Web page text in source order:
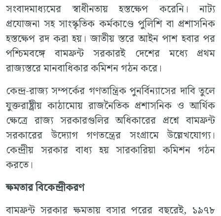
সংবাদমাধ্যমের স্বাধীনতায় হস্তক্ষেপ করেনি। নাট্য
প্রযোজনা সহ সাংস্কৃতিক কর্মকাণ্ডে পুলিশি বা প্রশাসনিক
হস্তক্ষেপ রদ করা হয়। জাতীয় স্তরে আইন পাশ হবার পর
পশ্চিমবঙ্গে বামফ্রন্ট সরকারই দেশের মধ্যে প্রথম
রাজ্যস্তরে মানবাধিকার কমিশন গঠন করে।
কেন্দ্র-রাজ্য সম্পর্কের গণতান্ত্রিক পুনর্বিন্যাসের দাবি তুলে
যুক্তরাষ্ট্রীয় কাঠামোয় রাজনৈতিক প্রশাসনিক ও আর্থিক
ক্ষেত্রে রাজ্য সরকারগুলির অধিকারের প্রশ্নে বামফ্রন্ট
সরকারের উদ্যোগ গণতন্ত্রের সংগ্রামে উল্লেখযোগ্য।
কেন্দ্রীয় সরকার বাধ্য হয় সারকারিয়া কমিশন গঠন
করতে।
ক্ষমতার বিকেন্দ্রীকরণ
বামফ্রন্ট সরকার ক্ষমতায় বসার পরের বছরেই, ১৯৭৮